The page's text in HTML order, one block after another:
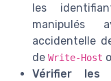
les
manipulés
accidentelle
de Write-Host
Vérifier les